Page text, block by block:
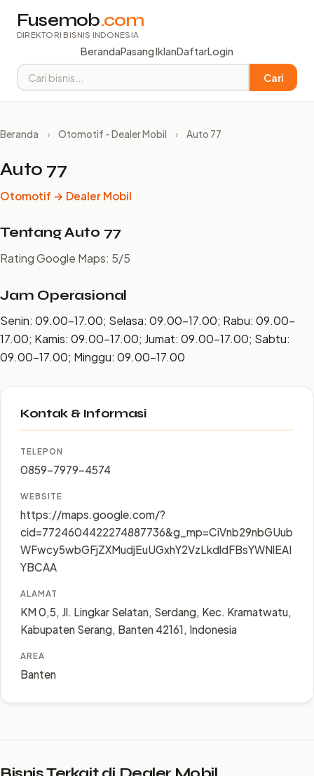
Fusemob.com
DIREKTORI BISNIS INDONESIA
BerandaPasang IklanDaftarLogin
Cari
Beranda › Otomotif - Dealer Mobil › Auto 77
Auto 77
Otomotif → Dealer Mobil
Tentang Auto 77
Rating Google Maps: 5/5
Jam Operasional
Senin: 09.00–17.00; Selasa: 09.00–17.00; Rabu: 09.00–
17.00; Kamis: 09.00–17.00; Jumat: 09.00–17.00; Sabtu:
09.00–17.00; Minggu: 09.00–17.00
Kontak & Informasi
TELEPON
0859-7979-4574
WEBSITE
https://maps.google.com/?
cid=7724604422274887736&g_mp=CiVnb29nbGUub
WFwcy5wbGFjZXMudjEuUGxhY2VzLkdldFBsYWNlEAI
YBCAA
ALAMAT
KM 0,5, Jl. Lingkar Selatan, Serdang, Kec. Kramatwatu,
Kabupaten Serang, Banten 42161, Indonesia
AREA
Banten